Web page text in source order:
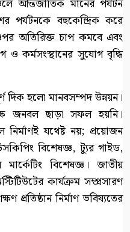
আন্তর্জাতিক মানের পর্যটন
পর্যটনকে বহুকেন্দ্রিক করে
অতিরিক্ত চাপ কমবে এবং
ও কর্মসংস্থানের সুযোগ বৃদ্ধি
দিক হলো মানবসম্পদ উন্নয়ন।
জনবল ছাড়া সফল হয়নি।
যথেষ্ট নয়; প্রয়োজন
বিশেষজ্ঞ, ট্যুর গাইড,
বিশেষজ্ঞ। জাতীয়
কার্যক্রম সম্প্রসারণ
প্রতিষ্ঠান নির্মাণ ভবিষ্যতের